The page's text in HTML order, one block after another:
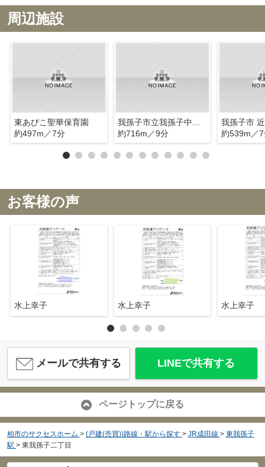
周辺施設
東あびこ聖華保育園
約497m／7分
約716m／9分
約539m／
お客様の声
水上幸子 水上幸子 水上幸子
メールで共有する LINEで共有する
ページトップに戻る
柏市のサクセスホーム > (戸建(売買))路線・駅から探す > JR成田線 > 東我孫子
駅 > 東我孫子二丁目